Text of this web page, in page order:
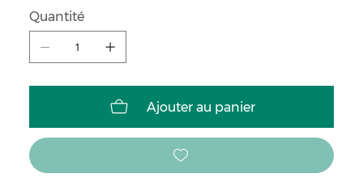
Quantité
Ajouter au panier